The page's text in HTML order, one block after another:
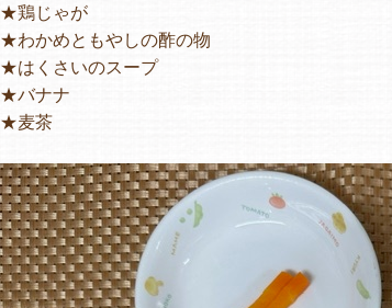
★鶏じゃが
★わかめともやしの酢の物
★はくさいのスープ
★バナナ
★麦茶